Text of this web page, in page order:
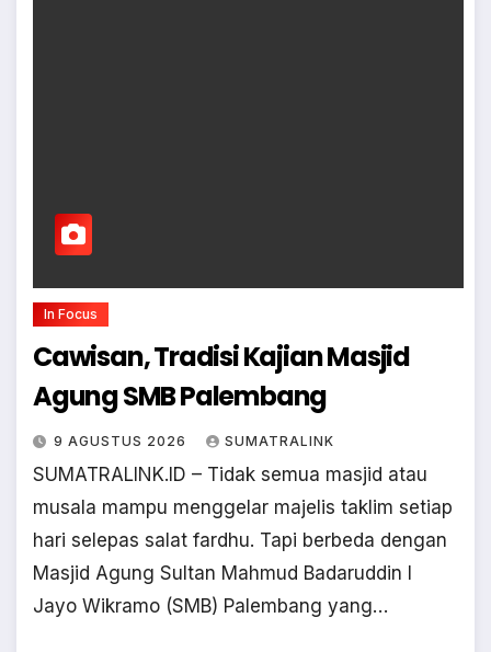
In Focus
Cawisan, Tradisi Kajian Masjid
Agung SMB Palembang
9 AGUSTUS 2026 SUMATRALINK
SUMATRALINK.ID – Tidak semua masjid atau
musala mampu menggelar majelis taklim setiap
hari selepas salat fardhu. Tapi berbeda dengan
Masjid Agung Sultan Mahmud Badaruddin I
Jayo Wikramo (SMB) Palembang yang…